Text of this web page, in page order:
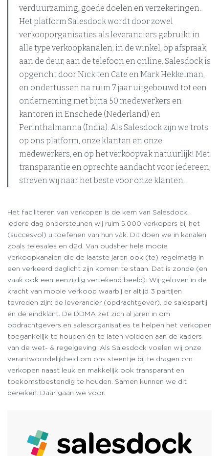
verduurzaming, goede doelen en verzekeringen.
Het platform Salesdock wordt door zowel
verkooporganisaties als leveranciers gebruikt in
alle type verkoopkanalen; in de winkel, op afspraak,
aan de deur, aan de telefoon en online. Salesdock is
opgericht door Nick ten Cate en Mark Hekkelman,
en ondertussen na ruim 7 jaar uitgebouwd tot een
onderneming met bijna 50 medewerkers en
kantoren in Enschede (Nederland) en
Perinthalmanna (India). Als Salesdock zijn we trots
op ons platform, onze klanten en onze
medewerkers, en op het verkoopvak natuurlijk! Met
transparantie en oprechte aandacht voor iedereen,
streven wij naar het beste voor onze klanten.
Het faciliteren van verkopen is de kern van Salesdock.
Iedere dag ondersteunen wij ruim 5.000 verkopers bij het
(succesvol) uitoefenen van hun vak. Dit doen we in kanalen
zoals telesales en d2d. Van oudsher hele mooie
verkoopkanalen die de laatste jaren ook (te) regelmatig in
een verkeerd daglicht zijn komen te staan. Dat is zonde (en
vaak ook een eenzijdig vertekend beeld). Wij geloven in de
kracht van mooie verkoop waarbij er altijd 3 partijen
tevreden zijn: de leverancier (opdrachtgever), de salespartij
én de eindklant. De DDMA zet zich al jaren in om
opdrachtgevers en salesorganisaties te helpen het verkopen
toegankelijk te houden én te laten voldoen aan de kaders
van de wet- & regelgeving. Als Salesdock voelen wij onze
verantwoordelijkheid om ons steentje bij te dragen om
verkopen naast leuk en makkelijk ook transparant en
toekomstbestendig te houden. Samen kunnen we dit
bereiken. Daar gaan we voor.